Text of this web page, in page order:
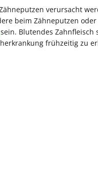
verursacht
beim Zähneputzen
sein. Blutendes
frühzeitig zu